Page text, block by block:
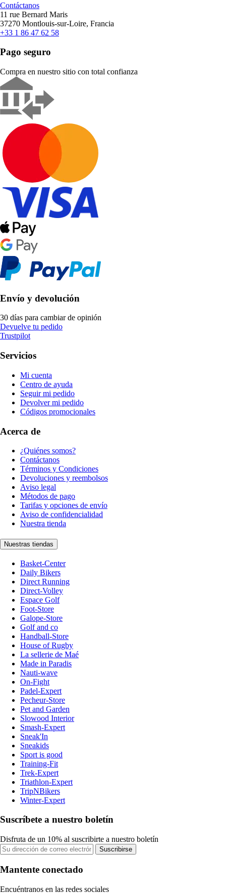
Contáctanos
11 rue Bernard Maris
37270 Montlouis-sur-Loire, Francia
+33 1 86 47 62 58
Pago seguro
Compra en nuestro sitio con total confianza
Envío y devolución
30 días para cambiar de opinión
Devuelve tu pedido
Trustpilot
Servicios
Mi cuenta
Centro de ayuda
Seguir mi pedido
Devolver mi pedido
Códigos promocionales
Acerca de
¿Quiénes somos?
Contáctanos
Términos y Condiciones
Devoluciones y reembolsos
Aviso legal
Métodos de pago
Tarifas y opciones de envío
Aviso de confidencialidad
Nuestra tienda
Nuestras tiendas
Basket-Center
Daily Bikers
Direct Running
Direct-Volley
Espace Golf
Foot-Store
Galope-Store
Golf and co
Handball-Store
House of Rugby
La sellerie de Maé
Made in Paradis
Nauti-wave
On-Fight
Padel-Expert
Pecheur-Store
Pet and Garden
Slowood Interior
Smash-Expert
Sneak'In
Sneakids
Sport is good
Training-Fit
Trek-Expert
Triathlon-Expert
TripNBikers
Winter-Expert
Suscríbete a nuestro boletín
Disfruta de un 10% al suscribirte a nuestro boletín
Suscribirse
Mantente conectado
Encuéntranos en las redes sociales